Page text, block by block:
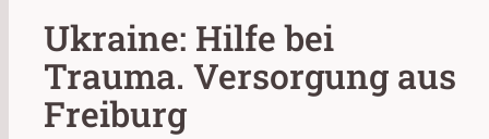
Ukraine: Hilfe bei
Trauma. Versorgung aus
Freiburg